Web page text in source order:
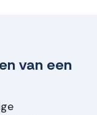
van een